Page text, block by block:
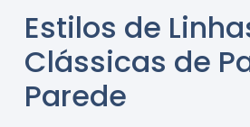
Estilos de
Clássicas de
Parede